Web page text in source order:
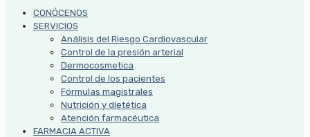
CONÓCENOS
SERVICIOS
Análisis del Riesgo Cardiovascular
Control de la presión arterial
Dermocosmetica
Control de los pacientes
Fórmulas magistrales
Nutrición y dietética
Atención farmacéutica
FARMACIA ACTIVA